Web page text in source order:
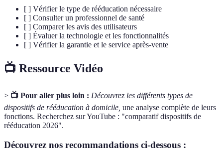
[ ] Vérifier le type de rééducation nécessaire
[ ] Consulter un professionnel de santé
[ ] Comparer les avis des utilisateurs
[ ] Évaluer la technologie et les fonctionnalités
[ ] Vérifier la garantie et le service après-vente
📺 Ressource Vidéo
> 📺 Pour aller plus loin : Découvrez les différents types de
dispositifs de rééducation à domicile, une analyse complète de leurs
fonctions. Recherchez sur YouTube : "comparatif dispositifs de
rééducation 2026".
Découvrez nos recommandations ci-dessous :